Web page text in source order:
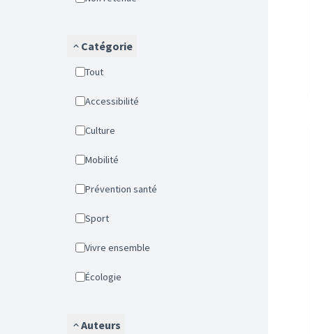
Catégorie
Tout
Accessibilité
Culture
Mobilité
Prévention santé
Sport
Vivre ensemble
Écologie
Auteurs